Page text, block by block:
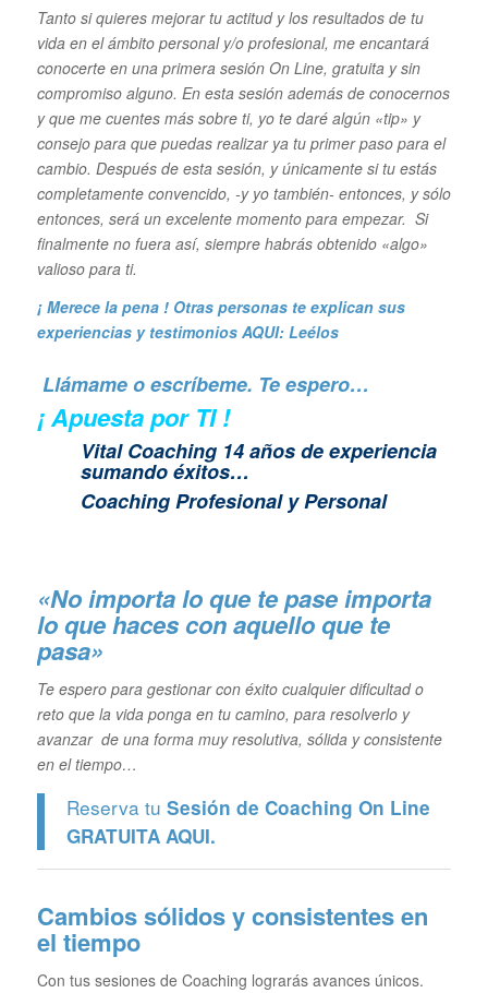
Tanto si quieres mejorar tu actitud y los resultados de tu
vida en el ámbito personal y/o profesional, me encantará
conocerte en una primera sesión On Line, gratuita y sin
compromiso alguno. En esta sesión además de conocernos
y que me cuentes más sobre ti, yo te daré algún «tip» y
consejo para que puedas realizar ya tu primer paso para el
cambio. Después de esta sesión, y únicamente si tu estás
completamente convencido, -y yo también- entonces, y sólo
entonces, será un excelente momento para empezar. Si
finalmente no fuera así, siempre habrás obtenido «algo»
valioso para ti.
¡ Merece la pena ! Otras personas te explican sus
experiencias y testimonios AQUI: Leélos
Llámame o escríbeme. Te espero…
¡ Apuesta por TI !
Vital Coaching 14 años de experiencia
sumando éxitos…
Coaching Profesional y Personal
«No importa lo que te pase importa
lo que haces con aquello que te
pasa»
Te espero para gestionar con éxito cualquier dificultad o
reto que la vida ponga en tu camino, para resolverlo y
avanzar de una forma muy resolutiva, sólida y consistente
en el tiempo…
Reserva tu Sesión de Coaching On Line
GRATUITA AQUI.
Cambios sólidos y consistentes en
el tiempo
Con tus sesiones de Coaching lograrás avances únicos.